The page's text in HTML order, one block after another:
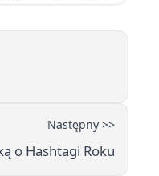
Następny >>
o Hashtagi Roku